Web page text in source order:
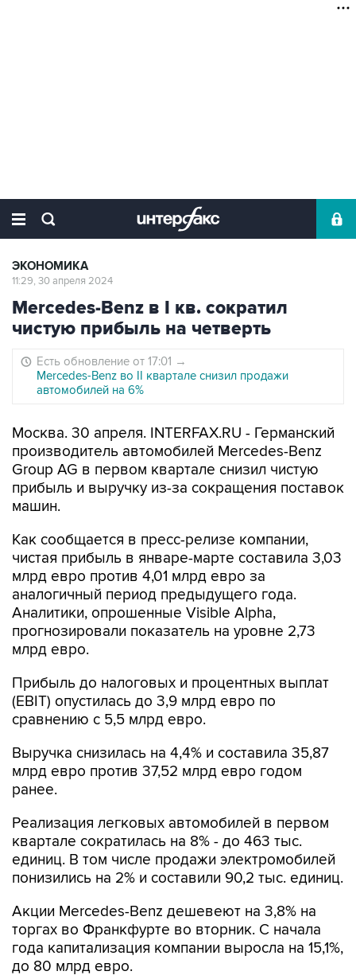
ЭКОНОМИКА
11:29, 30 апреля 2024
Mercedes-Benz в I кв. сократил
чистую прибыль на четверть
Есть обновление от 17:01 →
Mercedes-Benz во II квартале снизил продажи
автомобилей на 6%
Москва. 30 апреля. INTERFAX.RU - Германский
производитель автомобилей Mercedes-Benz
Group AG в первом квартале снизил чистую
прибыль и выручку из-за сокращения поставок
машин.
Как сообщается в пресс-релизе компании,
чистая прибыль в январе-марте составила 3,03
млрд евро против 4,01 млрд евро за
аналогичный период предыдущего года.
Аналитики, опрошенные Visible Alpha,
прогнозировали показатель на уровне 2,73
млрд евро.
Прибыль до налоговых и процентных выплат
(EBIT) опустилась до 3,9 млрд евро по
сравнению с 5,5 млрд евро.
Выручка снизилась на 4,4% и составила 35,87
млрд евро против 37,52 млрд евро годом
ранее.
Реализация легковых автомобилей в первом
квартале сократилась на 8% - до 463 тыс.
единиц. В том числе продажи электромобилей
понизились на 2% и составили 90,2 тыс. единиц.
Акции Mercedes-Benz дешевеют на 3,8% на
торгах во Франкфурте во вторник. С начала
года капитализация компании выросла на 15,1%,
до 80 млрд евро.